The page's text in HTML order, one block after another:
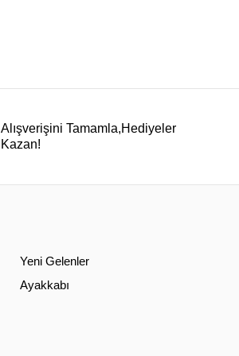
Alışverişini Tamamla,Hediyeler
Kazan!
Yeni Gelenler
Ayakkabı